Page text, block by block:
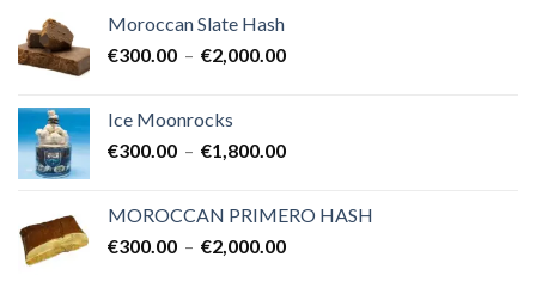
Moroccan Slate Hash
€300.00 – €2,000.00Plage
à
Ice Moonrocks
€300.00 – €1,800.00Plage
€300.00
à
MOROCCAN PRIMERO HASH
€300.00 – €2,000.00Plage